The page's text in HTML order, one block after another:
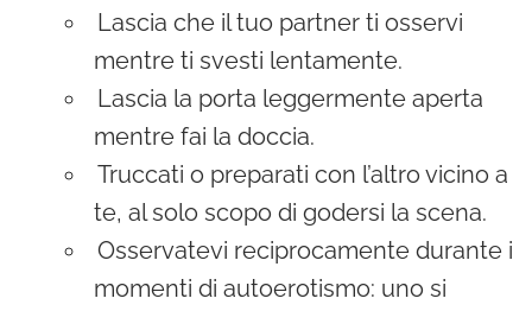
Lascia che il tuo partner ti osservi
mentre ti svesti lentamente.
Lascia la porta leggermente aperta
mentre fai la doccia.
Truccati o preparati con l’altro vicino a
te, al solo scopo di godersi la scena.
Osservatevi reciprocamente durante i
momenti di autoerotismo: uno si